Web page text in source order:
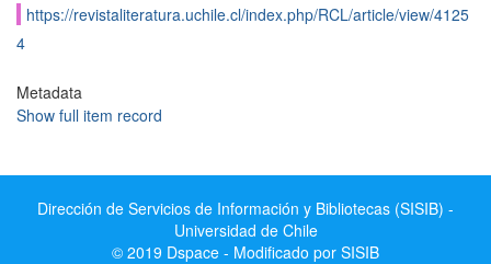
https://revistaliteratura.uchile.cl/index.php/RCL/article/view/4125
4
Metadata
Show full item record
Dirección de Servicios de Información y Bibliotecas (SISIB) -
Universidad de Chile
© 2019 Dspace - Modificado por SISIB